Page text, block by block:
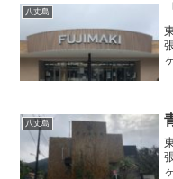
八丈島
八丈島